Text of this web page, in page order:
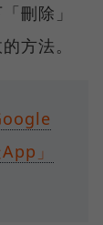
刪除」
方法。
」